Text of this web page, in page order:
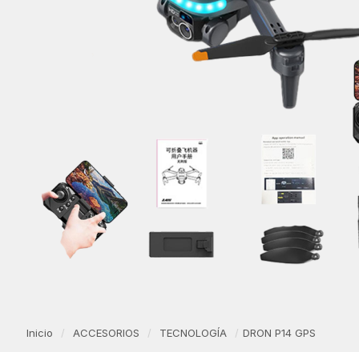
Inicio / ACCESORIOS / TECNOLOGÍA / DRON P14 GPS